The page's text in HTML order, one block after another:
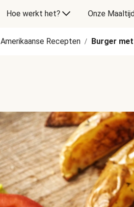
Hoe werkt het? Onze
Amerikaanse Recepten / Burger